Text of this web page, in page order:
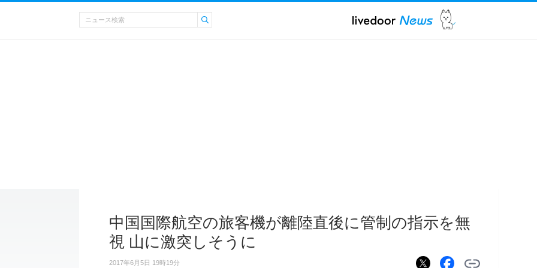
中国国際航空の旅客機が離陸直後に管制の指示を無
視 山に激突しそうに
2017年6月5日 19時19分